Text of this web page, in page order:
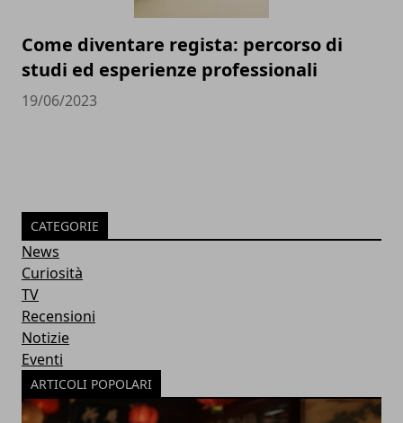
Come diventare regista: percorso di
studi ed esperienze professionali
19/06/2023
CATEGORIE
News
Curiosità
TV
Recensioni
Notizie
Eventi
ARTICOLI POPOLARI